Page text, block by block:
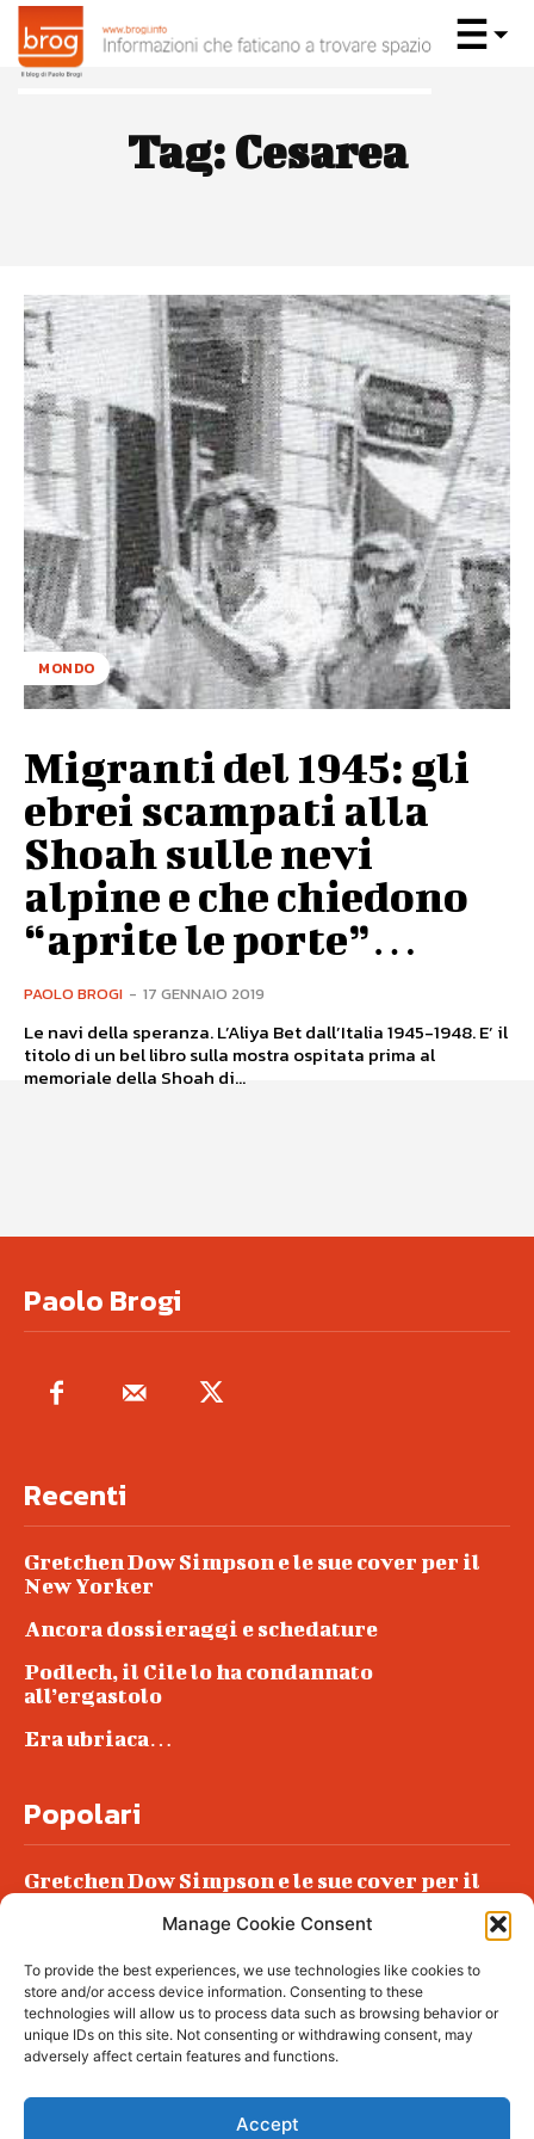
Manage Cookie Consent
To provide the best experiences, we use technologies like cookies to
store and/or access device information. Consenting to these
technologies will allow us to process data such as browsing behavior or
unique IDs on this site. Not consenting or withdrawing consent, may
adversely affect certain features and functions.
Accept
Tag: Cesarea
MONDO
Migranti del 1945: gli
ebrei scampati alla
Shoah sulle nevi
alpine e che chiedono
“aprite le porte”…
PAOLO BROGI - 17 GENNAIO 2019
Le navi della speranza. L’Aliya Bet dall’Italia 1945-1948. E’ il
titolo di un bel libro sulla mostra ospitata prima al
memoriale della Shoah di...
Paolo Brogi
Recenti
Gretchen Dow Simpson e le sue cover per il
New Yorker
Ancora dossieraggi e schedature
Podlech, il Cile lo ha condannato
all’ergastolo
Era ubriaca…
Popolari
Gretchen Dow Simpson e le sue cover per il
Podlech, il Cile lo ha condannato
all’ergastolo
Era ubriaca…